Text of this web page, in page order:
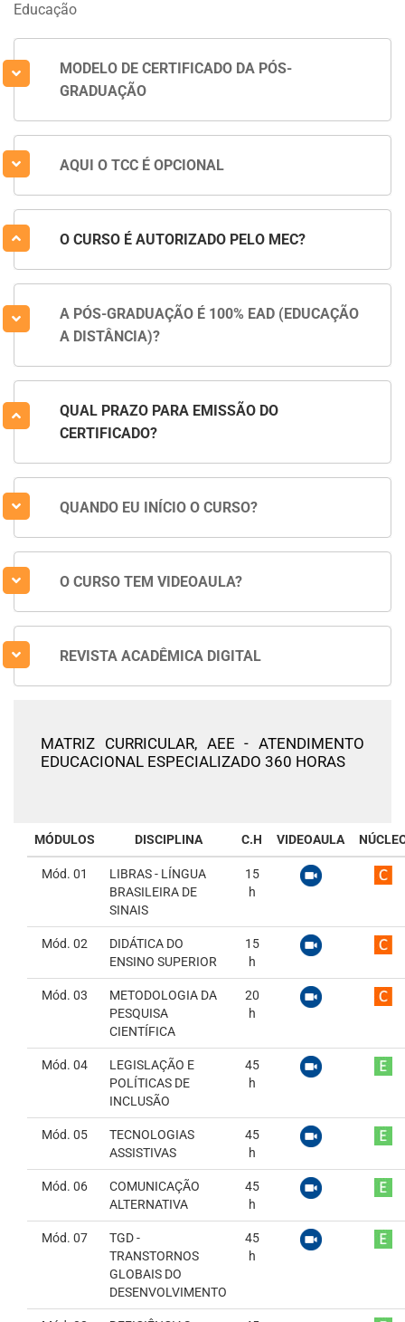
Educação
MODELO DE CERTIFICADO DA PÓS-
GRADUAÇÃO
AQUI O TCC É OPCIONAL
O CURSO É AUTORIZADO PELO MEC?
A PÓS-GRADUAÇÃO É 100% EAD (EDUCAÇÃO
A DISTÂNCIA)?
QUAL PRAZO PARA EMISSÃO DO
CERTIFICADO?
QUANDO EU INÍCIO O CURSO?
O CURSO TEM VIDEOAULA?
REVISTA ACADÊMICA DIGITAL
MATRIZ CURRICULAR, AEE - ATENDIMENTO
EDUCACIONAL ESPECIALIZADO 360 HORAS
MÓDULOS DISCIPLINA C.H VIDEOAULA
Mód. 01
LIBRAS - LÍNGUA
BRASILEIRA DE
SINAIS
15
h
Mód. 02
DIDÁTICA DO
ENSINO SUPERIOR
15
h
Mód. 03
METODOLOGIA DA
PESQUISA
CIENTÍFICA
20
h
Mód. 04
LEGISLAÇÃO E
POLÍTICAS DE
INCLUSÃO
45
h
Mód. 05
TECNOLOGIAS
ASSISTIVAS
45
h
Mód. 06
COMUNICAÇÃO
ALTERNATIVA
45
h
Mód. 07
TGD -
TRANSTORNOS
GLOBAIS DO
DESENVOLVIMENTO
45
h